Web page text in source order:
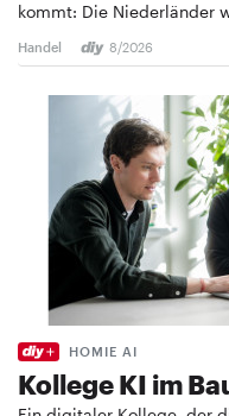
kommt: Die Niederländer
Handel 8/2026
HOMIE AI
Kollege KI im